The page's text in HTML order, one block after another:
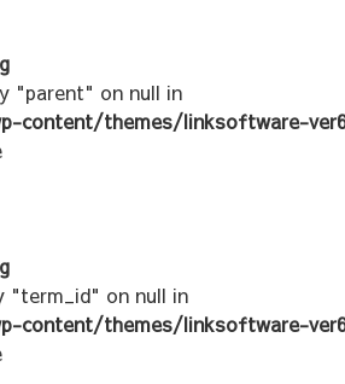
"parent" on null in
content/themes/linksoftware-
"term_id" on null in
content/themes/linksoftware-